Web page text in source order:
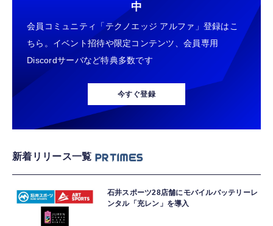
中
会員コミュニティ「テクノエッジ アルファ」登録はこ
ちら。イベント招待や限定コンテンツ、会員専用
Discordサーバなど特典多数です
今すぐ登録
新着リリース一覧
石井スポーツ28店舗にモバイルバッテリーレ
ンタル「充レン」を導入